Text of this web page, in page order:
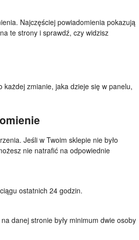
Najczęściej powiadomienia pokazują
te strony i sprawdź, czy widzisz
każdej zmianie, jaka dzieje się w panelu,
Jeśli w Twoim sklepie nie było
nie natrafić na odpowiednie
ostatnich 24 godzin.
danej stronie były minimum dwie osoby